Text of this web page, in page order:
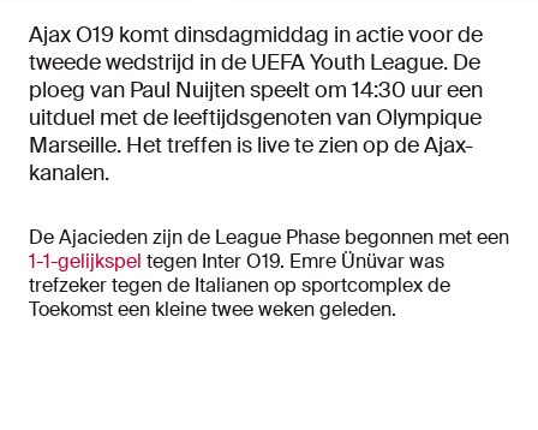
Ajax O19 komt dinsdagmiddag in actie voor de
tweede wedstrijd in de UEFA Youth League. De
ploeg van Paul Nuijten speelt om 14:30 uur een
uitduel met de leeftijdsgenoten van Olympique
Marseille. Het treffen is live te zien op de Ajax-
kanalen.
De Ajacieden zijn de League Phase begonnen met een
1-1-gelijkspel tegen Inter O19. Emre Ünüvar was
trefzeker tegen de Italianen op sportcomplex de
Toekomst een kleine twee weken geleden.